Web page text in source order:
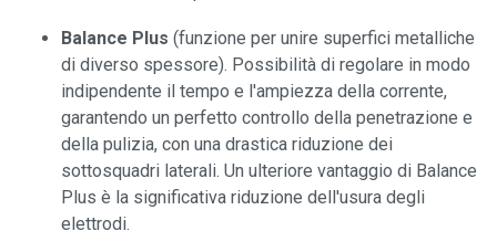
Balance Plus (funzione per unire superfici metalliche
di diverso spessore). Possibilità di regolare in modo
indipendente il tempo e l'ampiezza della corrente,
garantendo un perfetto controllo della penetrazione e
della pulizia, con una drastica riduzione dei
sottosquadri laterali. Un ulteriore vantaggio di Balance
Plus è la significativa riduzione dell'usura degli
elettrodi.